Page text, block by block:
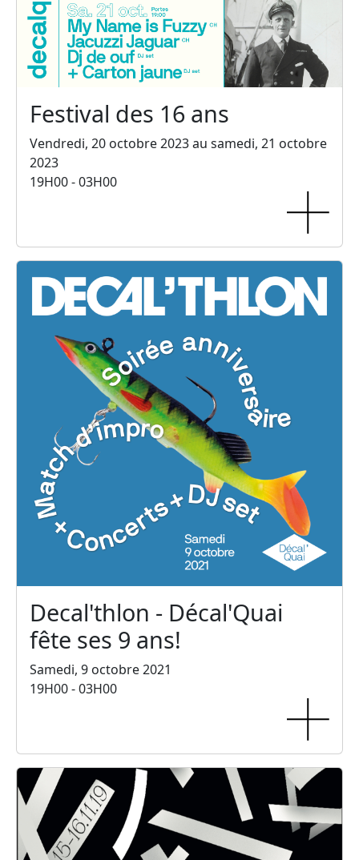
Festival des 16 ans
Vendredi, 20 octobre 2023 au samedi, 21 octobre
2023
19H00 - 03H00
Decal'thlon - Décal'Quai
fête ses 9 ans!
Samedi, 9 octobre 2021
19H00 - 03H00